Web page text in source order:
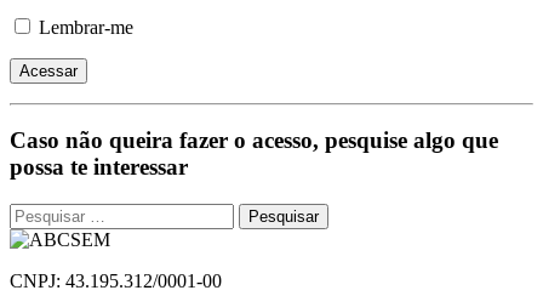
Lembrar-me
Caso não queira fazer o acesso, pesquise algo que
possa te interessar
Pesquisar
por:
CNPJ: 43.195.312/0001-00